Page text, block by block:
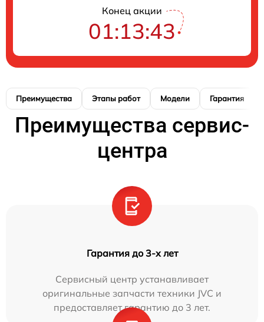
Конец акции
01:13:42
Преимущества Этапы работ Модели Гарантия
Преимущества сервис-
центра
Гарантия до 3-х лет
Сервисный центр устанавливает
оригинальные запчасти техники JVC и
предоставляет гарантию до 3 лет.